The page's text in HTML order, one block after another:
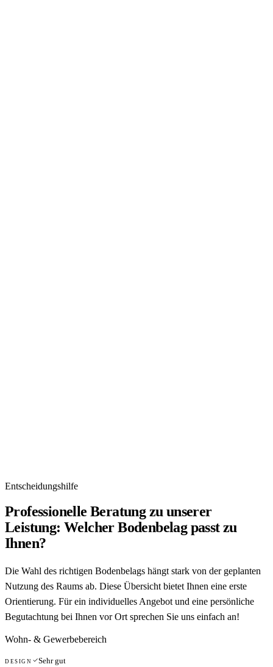
Entscheidungshilfe
Professionelle Beratung zu unserer
Leistung: Welcher Bodenbelag passt zu
Ihnen?
Die Wahl des richtigen Bodenbelags hängt stark von der geplanten
Nutzung des Raums ab. Diese Übersicht bietet Ihnen eine erste
Orientierung. Für ein individuelles Angebot und eine persönliche
Begutachtung bei Ihnen vor Ort sprechen Sie uns einfach an!
Wohn- & Gewerbebereich
DESIGN Sehr gut